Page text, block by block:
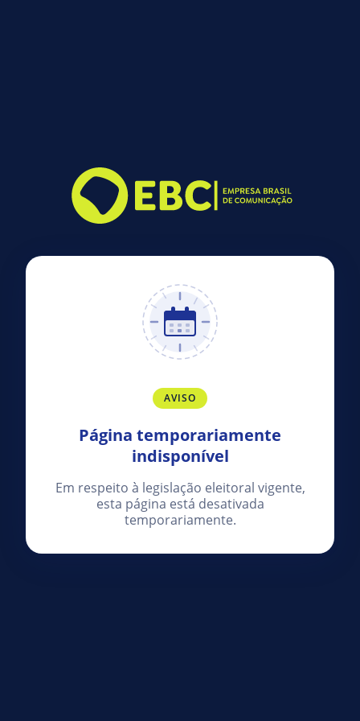
AVISO
Página temporariamente
indisponível
Em respeito à legislação eleitoral vigente,
esta página está desativada
temporariamente.